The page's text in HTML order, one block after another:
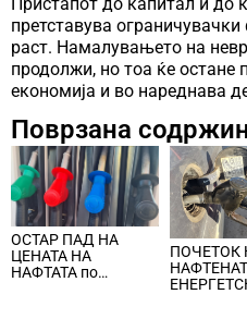
претставува
раст. Намалувањето на
продолжи, но тоа ќе
економија и во нареднава
Поврзана
ОСТАР ПАД НА
ЦЕНАТА НА
НАФТАТА по
ПОЧЕТОК